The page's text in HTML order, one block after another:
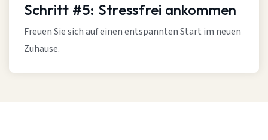
Schritt #5: Stressfrei ankommen
Freuen Sie sich auf einen entspannten Start im neuen
Zuhause.